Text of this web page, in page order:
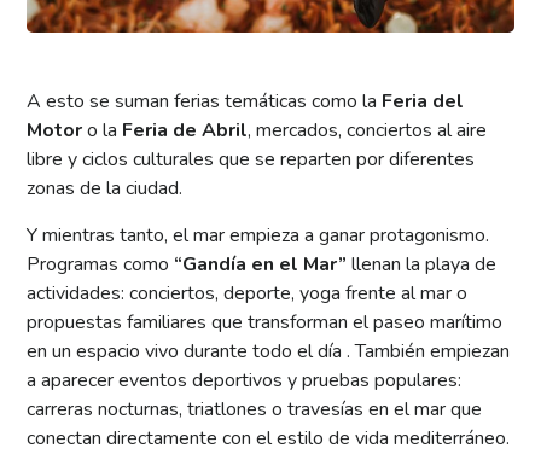
A esto se suman ferias temáticas como la Feria del
Motoro la Feria de Abril, mercados, conciertos al aire
libre y ciclos culturales que se reparten por diferentes
zonas de la ciudad.
Y mientras tanto, el mar empieza a ganar protagonismo.
Programas como “Gandía en el Mar” llenan la playa de
actividades: conciertos, deporte, yoga frente al mar o
propuestas familiares que transforman el paseo marítimo
en un espacio vivo durante todo el día . También empiezan
a aparecer eventos deportivos y pruebas populares:
carreras nocturnas, triatlones o travesías en el mar que
conectan directamente con el estilo de vida mediterráneo.